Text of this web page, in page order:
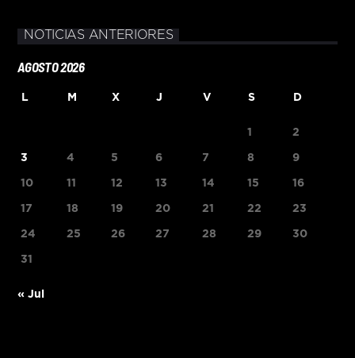
NOTICIAS ANTERIORES
AGOSTO 2026
L M X J V S D
1 2
3 4 5 6 7 8 9
10 11 12 13 14 15 16
17 18 19 20 21 22 23
24 25 26 27 28 29 30
31
« Jul